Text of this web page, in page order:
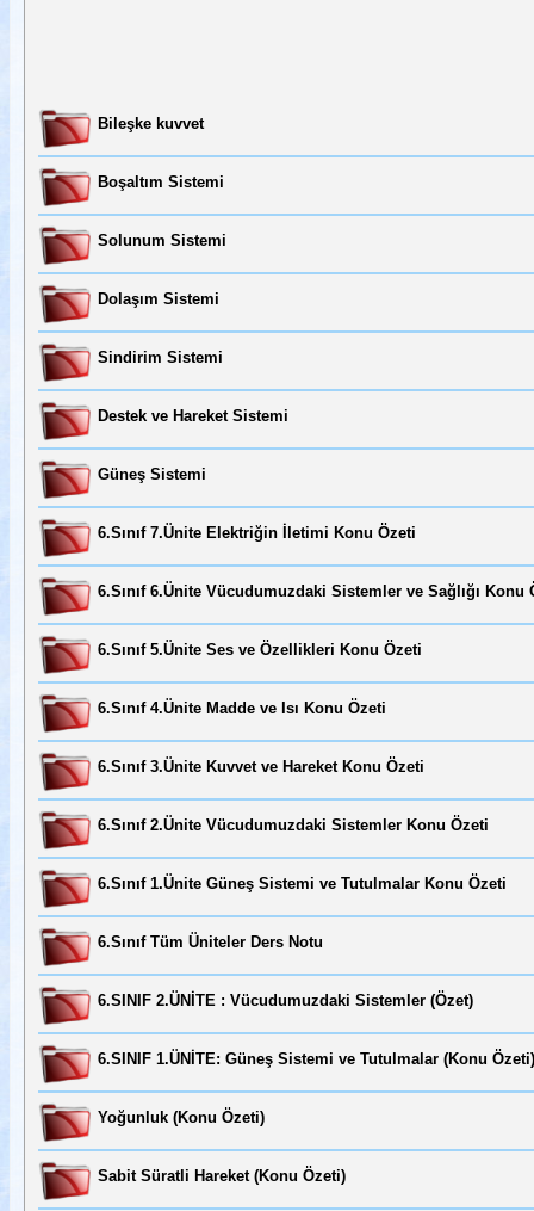
Bileşke kuvvet
Boşaltım Sistemi
Solunum Sistemi
Dolaşım Sistemi
Sindirim Sistemi
Destek ve Hareket Sistemi
Güneş Sistemi
6.Sınıf 7.Ünite Elektriğin İletimi Konu Özeti
6.Sınıf 6.Ünite Vücudumuzdaki Sistemler ve Sağlığı Konu
6.Sınıf 5.Ünite Ses ve Özellikleri Konu Özeti
6.Sınıf 4.Ünite Madde ve Isı Konu Özeti
6.Sınıf 3.Ünite Kuvvet ve Hareket Konu Özeti
6.Sınıf 2.Ünite Vücudumuzdaki Sistemler Konu Özeti
6.Sınıf 1.Ünite Güneş Sistemi ve Tutulmalar Konu Özeti
6.Sınıf Tüm Üniteler Ders Notu
6.SINIF 2.ÜNİTE : Vücudumuzdaki Sistemler (Özet)
6.SINIF 1.ÜNİTE: Güneş Sistemi ve Tutulmalar (Konu Özeti)
Yoğunluk (Konu Özeti)
Sabit Süratli Hareket (Konu Özeti)